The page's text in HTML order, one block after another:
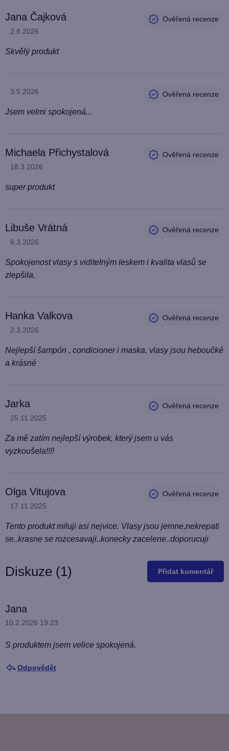
ý
p
i
o
d
c
e
í
Jana Čajková
Hodnocení produktu je 5 z 5 hvězdiček.
2.8.2026
Skvělý produkt
Hodnocení produktu je 5 z 5 hvězdiček.
3.5.2026
Jsem velmi spokojená...
Michaela Přichystalová
Hodnocení produktu je 5 z 5 hvězdiček.
18.3.2026
super produkt
Libuše Vrátná
Hodnocení produktu je 5 z 5 hvězdiček.
6.3.2026
Spokojenost vlasy s viditelným leskem i kvalita vlasů se
zlepšila.
Hanka Valkova
Hodnocení produktu je 5 z 5 hvězdiček.
2.3.2026
Nejlepší šampón , condicioner i maska, vlasy jsou heboučké
a krásné
Jarka
Hodnocení produktu je 5 z 5 hvězdiček.
25.11.2025
Za mě zatím nejlepší výrobek, který jsem u vás
vyzkoušela!!!!
Olga Vitujova
Hodnocení produktu je 5 z 5 hvězdiček.
17.11.2025
Tento produkt miluji asi nejvice. Vlasy jsou jemne,nekrepati
se..krasne se rozcesavaji..konecky zacelene..doporucuji
Diskuze (1) Přidat komentář
V
ý
i
s
Jana
10.2.2026 19:23
S produktem jsem velice spokojená.
Odpovědět